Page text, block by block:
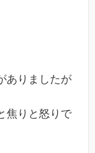
ありましたが
焦りと怒りで